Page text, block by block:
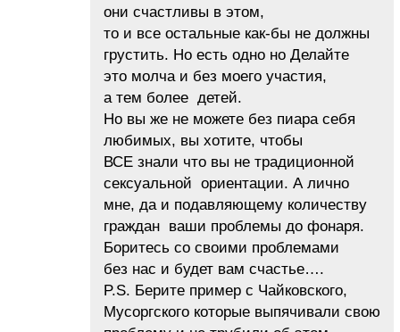
они счастливы в этом,
то и все остальные как-бы не должны
грустить. Но есть одно но Делайте
это молча и без моего участия,
а тем более детей.
Но вы же не можете без пиара себя
любимых, вы хотите, чтобы
ВСЕ знали что вы не традиционной
сексуальной ориентации. А лично
мне, да и подавляющему количеству
граждан ваши проблемы до фонаря.
Боритесь со своими проблемами
без нас и будет вам счастье….
P.S. Берите пример с Чайковского,
Мусоргского которые выпячивали свою